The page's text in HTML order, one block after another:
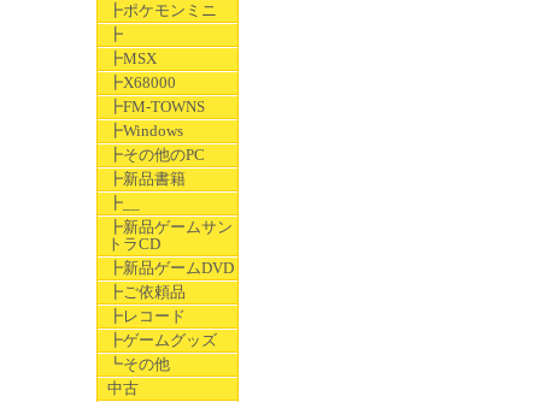
┣ポケモンミニ
┣
┣MSX
┣X68000
┣FM-TOWNS
┣Windows
┣その他のPC
┣新品書籍
┣__
┣新品ゲームサン
トラCD
┣新品ゲームDVD
┣ご依頼品
┣レコード
┣ゲームグッズ
┗その他
中古